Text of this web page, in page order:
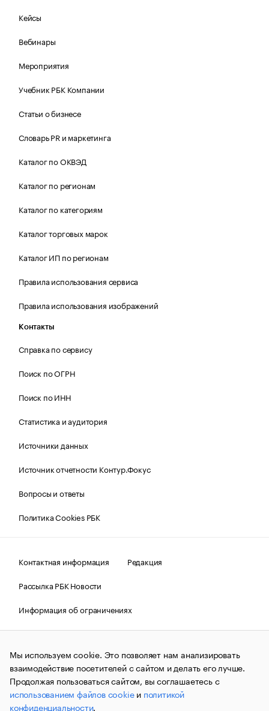
Кейсы
Вебинары
Мероприятия
Учебник РБК Компании
Статьи о бизнесе
Словарь PR и маркетинга
Каталог по ОКВЭД
Каталог по регионам
Каталог по категориям
Каталог торговых марок
Каталог ИП по регионам
Правила использования сервиса
Правила использования изображений
Контакты
Справка по сервису
Поиск по ОГРН
Поиск по ИНН
Статистика и аудитория
Источники данных
Источник отчетности Контур.Фокус
Вопросы и ответы
Политика Cookies РБК
Контактная информация
Редакция
Рассылка РБК Новости
Информация об ограничениях
Правовая информация
О соблюдении авторских прав
© АО «РОСБИЗНЕСКОНСАЛТИНГ»,1995–2026.Сообщения
и материалы информационного агентства «РБК»
(зарегистрировано Федеральной службой по надзору в сфере
связи, информационных технологий и массовых
коммуникаций (Роскомнадзор) 09.12.2015 за номером ИА
№ФС77-63848) сопровождаются пометкой «РБК». Отдельные
Мы используем cookie. Это позволяет нам анализировать
взаимодействие посетителей с сайтом и делать его лучше.
Продолжая пользоваться сайтом, вы соглашаетесь с
использованием файлов cookieи политикой
конфиденциальности.